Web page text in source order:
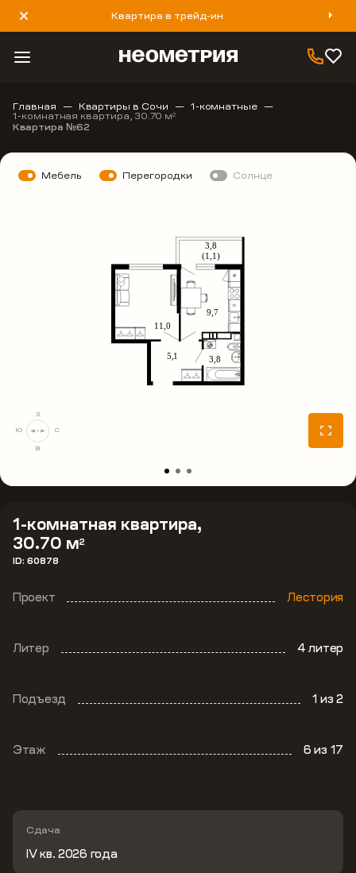
Квартира в трейд-ин
8 800 777 40 93
Главная Квартиры в Сочи 1-комнатные
1-комнатная квартира, 30.70 м2
Квартира №62
1-комнатная квартира,
30.70 м2
ID: 60878
Проект Лестория
Литер 4 литер
Подъезд 1из 2
Этаж 6из 17
Сдача
IV кв. 2026 года
Мебель Перегородки Солнце
С
В
Ю
З